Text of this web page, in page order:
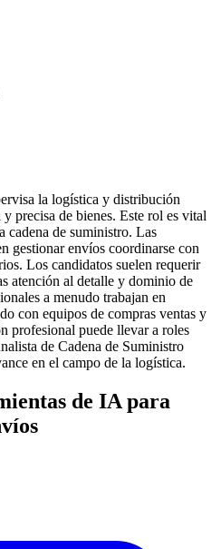
la logística y distribución
precisa de bienes. Este rol es vital
cadena de suministro. Las
gestionar envíos coordinarse con
Los candidatos suelen requerir
atención al detalle y dominio de
a menudo trabajan en
con equipos de compras ventas y
profesional puede llevar a roles
de Cadena de Suministro
en el campo de la logística.
de IA para